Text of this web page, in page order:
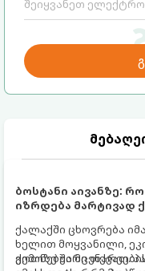
ბოსტანი აივანზე:
იზრდება მარტივად
ქალაქში ცხოვრება
ხელით მოყვანილი,
გემოზე უარი თქვათ.
ქოთნებში